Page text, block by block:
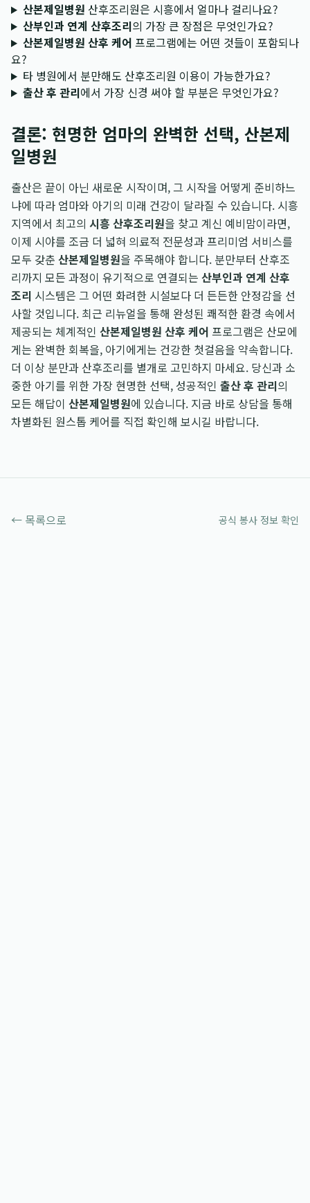
산본제일병원 산후조리원은 시흥에서 얼마나 걸리나요?
산부인과 연계 산후조리의 가장 큰 장점은 무엇인가요?
산본제일병원 산후 케어 프로그램에는 어떤 것들이 포함되나
요?
타 병원에서 분만해도 산후조리원 이용이 가능한가요?
출산 후 관리에서 가장 신경 써야 할 부분은 무엇인가요?
결론: 현명한 엄마의 완벽한 선택, 산본제
일병원
출산은 끝이 아닌 새로운 시작이며, 그 시작을 어떻게 준비하느
냐에 따라 엄마와 아기의 미래 건강이 달라질 수 있습니다. 시흥
지역에서 최고의 시흥 산후조리원을 찾고 계신 예비맘이라면,
이제 시야를 조금 더 넓혀 의료적 전문성과 프리미엄 서비스를
모두 갖춘 산본제일병원을 주목해야 합니다. 분만부터 산후조
리까지 모든 과정이 유기적으로 연결되는 산부인과 연계 산후
조리 시스템은 그 어떤 화려한 시설보다 더 든든한 안정감을 선
사할 것입니다. 최근 리뉴얼을 통해 완성된 쾌적한 환경 속에서
제공되는 체계적인 산본제일병원 산후 케어 프로그램은 산모에
게는 완벽한 회복을, 아기에게는 건강한 첫걸음을 약속합니다.
더 이상 분만과 산후조리를 별개로 고민하지 마세요. 당신과 소
중한 아기를 위한 가장 현명한 선택, 성공적인 출산 후 관리의
모든 해답이 산본제일병원에 있습니다. 지금 바로 상담을 통해
차별화된 원스톱 케어를 직접 확인해 보시길 바랍니다.
← 목록으로 공식 봉사 정보 확인